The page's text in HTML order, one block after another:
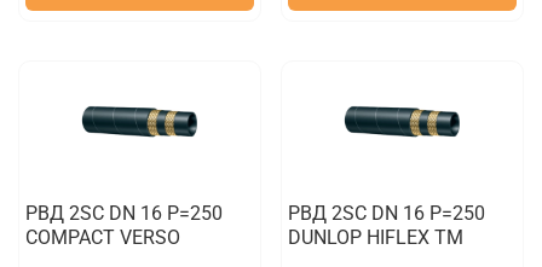
РВД 2SC DN 16 P=250
COMPACT VERSO
РВД 2SC DN 16 P=250
DUNLOP HIFLEX TM